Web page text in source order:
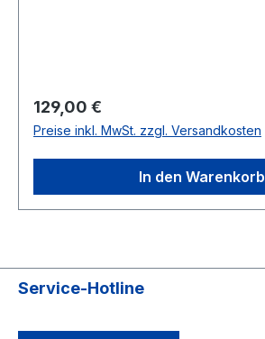
Regulärer Preis:
129,00 €
Preise inkl. MwSt. zzgl. Versandkosten
In den Warenkorb
Service-Hotline